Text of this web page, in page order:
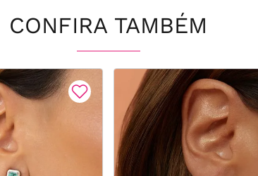
CONFIRA TAMBÉM